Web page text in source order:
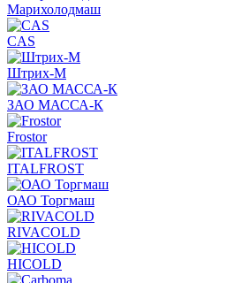
Марихолодмаш
CAS
Штрих-М
ЗАО МАССА-К
Frostor
ITALFROST
ОАО Торгмаш
RIVACOLD
HICOLD